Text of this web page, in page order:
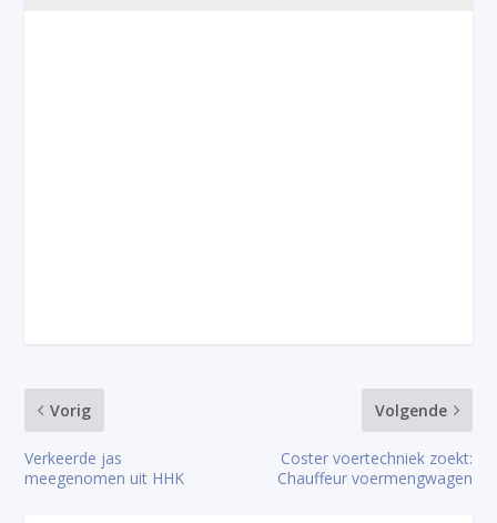
Vorig
Verkeerde jas
meegenomen uit HHK
Volgende
Coster voertechniek zoekt:
Chauffeur voermengwagen